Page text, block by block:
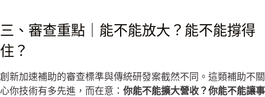
三、審查重點｜能不能放大？能不能撐得
住？
創新加速補助的審查標準與傳統研發案截然不同。這類補助不關
心你技術有多先進，而在意： 你能不能擴大營收？你能不能讓事